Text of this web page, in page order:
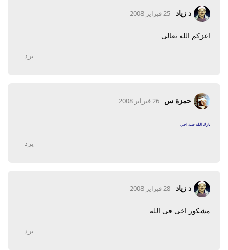
د زياد 25 فبراير 2008
اعزكم الله تعالى
يرد
حمزة س 26 فبراير 2008
بارك الله فيك اخي
يرد
د زياد 28 فبراير 2008
مشكور اخى فى الله
يرد